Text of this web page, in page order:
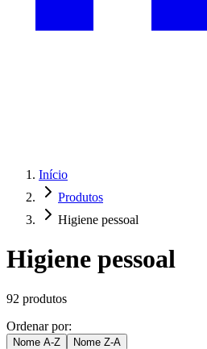
Trabalhe Conosco
Início
Produtos
Higiene pessoal
Higiene pessoal
92 produtos
Ordenar por:
Nome A-Z Nome Z-A